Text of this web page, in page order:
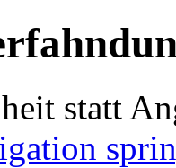
statt